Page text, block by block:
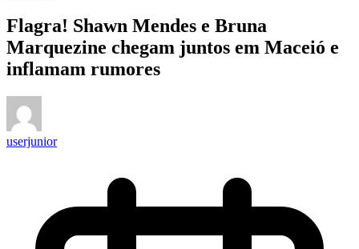
Flagra! Shawn Mendes e Bruna
Marquezine chegam juntos em Maceió e
inflamam rumores
userjunior